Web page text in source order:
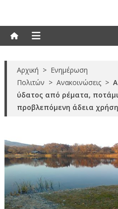
Αρχική > Ενημέρωση
Πολιτών > Ανακοινώσεις >
ύδατος από ρέματα,
προβλεπόμενη άδεια